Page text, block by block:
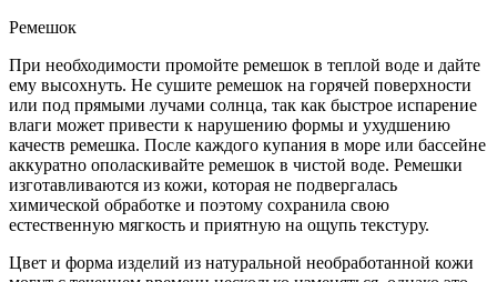
Ремешок
При необходимости промойте ремешок в теплой воде и дайте
ему высохнуть. Не сушите ремешок на горячей поверхности
или под прямыми лучами солнца, так как быстрое испарение
влаги может привести к нарушению формы и ухудшению
качеств ремешка. После каждого купания в море или бассейне
аккуратно ополаскивайте ремешок в чистой воде. Ремешки
изготавливаются из кожи, которая не подвергалась
химической обработке и поэтому сохранила свою
естественную мягкость и приятную на ощупь текстуру.
Цвет и форма изделий из натуральной необработанной кожи